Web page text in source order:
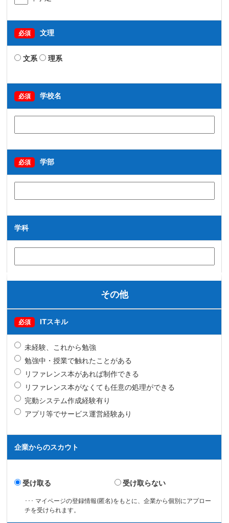
必須 文理
文系 理系
必須 学校名
必須 学部
学科
その他
必須 ITスキル
未経験、これから勉強
勉強中・授業で触れたことがある
リファレンス本があれば制作できる
リファレンス本がなくても任意の処理ができる
完動システム作成経験有り
アプリ等でサービス運営経験あり
企業からのスカウト
受け取る 受け取らない
･･･ マイページの登録情報(匿名)をもとに、企業から個別にアプロー
チを受けられます。